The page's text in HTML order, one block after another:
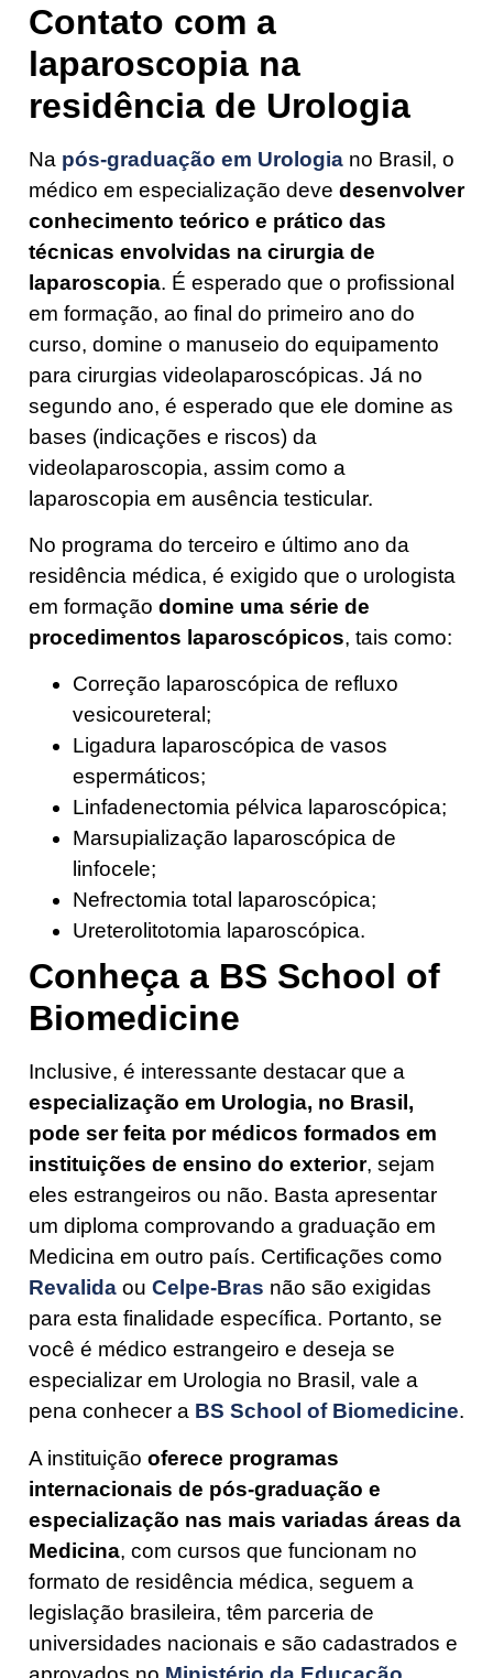
Contato com a
laparoscopia na
residência de Urologia
Na pós-graduação em Urologia no Brasil, o
médico em especialização deve desenvolver
conhecimento teórico e prático das
técnicas envolvidas na cirurgia de
laparoscopia. É esperado que o profissional
em formação, ao final do primeiro ano do
curso, domine o manuseio do equipamento
para cirurgias videolaparoscópicas. Já no
segundo ano, é esperado que ele domine as
bases (indicações e riscos) da
videolaparoscopia, assim como a
laparoscopia em ausência testicular.
No programa do terceiro e último ano da
residência médica, é exigido que o urologista
em formação domine uma série de
procedimentos laparoscópicos, tais como:
Correção laparoscópica de refluxo
vesicoureteral;
Ligadura laparoscópica de vasos
espermáticos;
Linfadenectomia pélvica laparoscópica;
Marsupialização laparoscópica de
linfocele;
Nefrectomia total laparoscópica;
Ureterolitotomia laparoscópica.
Conheça a BS School of
Biomedicine
Inclusive, é interessante destacar que a
especialização em Urologia, no Brasil,
pode ser feita por médicos formados em
instituições de ensino do exterior, sejam
eles estrangeiros ou não. Basta apresentar
um diploma comprovando a graduação em
Medicina em outro país. Certificações como
Revalida ou Celpe-Bras não são exigidas
para esta finalidade específica. Portanto, se
você é médico estrangeiro e deseja se
especializar em Urologia no Brasil, vale a
pena conhecer a BS School of Biomedicine.
A instituição oferece programas
internacionais de pós-graduação e
especialização nas mais variadas áreas da
Medicina, com cursos que funcionam no
formato de residência médica, seguem a
legislação brasileira, têm parceria de
universidades nacionais e são cadastrados e